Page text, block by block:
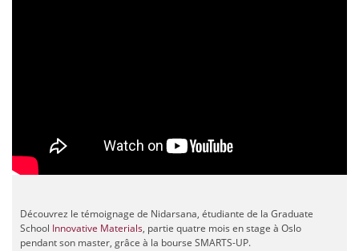
Découvrez le témoignage de Nidarsana, étudiante de la Graduate
School Innovative Materials, partie quatre mois en stage à Oslo
pendant son master, grâce à la bourse SMARTS-UP.